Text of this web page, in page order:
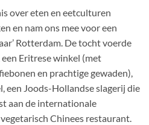
over eten en eetculturen
en nam ons mee voor een
Rotterdam. De tocht voerde
een Eritrese winkel (met
en prachtige gewaden),
een Joods-Hollandse slagerij die
aan de internationale
Chinees restaurant.